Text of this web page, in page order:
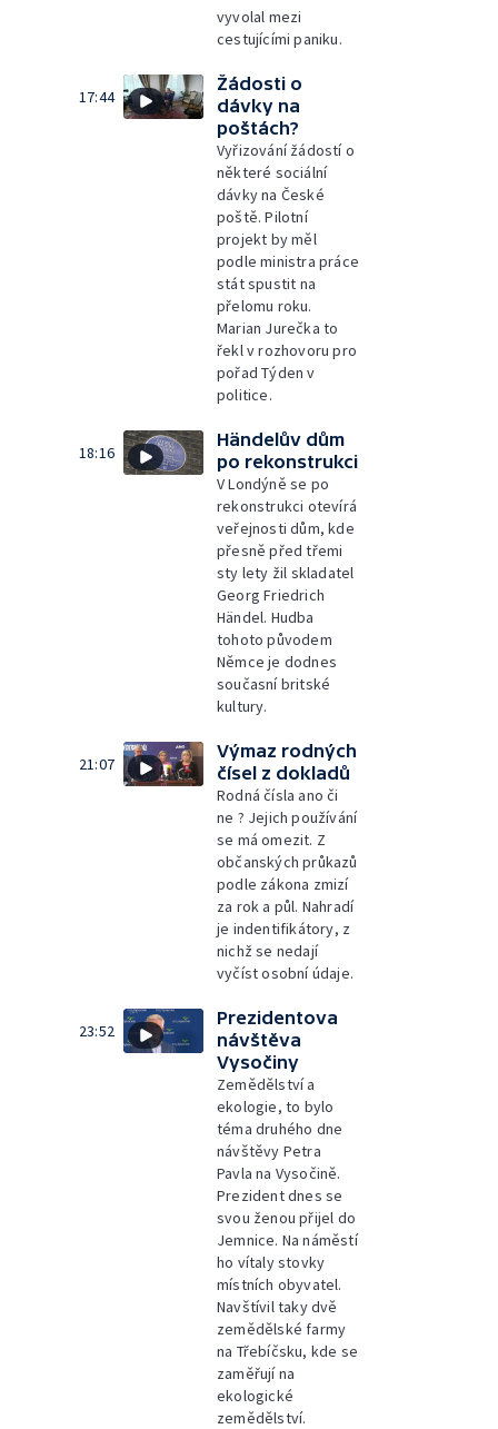
vyvolal mezi
cestujícími paniku.
17:44
Žádosti o
dávky na
poštách?
Vyřizování žádostí o
některé sociální
dávky na České
poště. Pilotní
projekt by měl
podle ministra práce
stát spustit na
přelomu roku.
Marian Jurečka to
řekl v rozhovoru pro
pořad Týden v
politice.
18:16
Händelův dům
po rekonstrukci
V Londýně se po
rekonstrukci otevírá
veřejnosti dům, kde
přesně před třemi
sty lety žil skladatel
Georg Friedrich
Händel. Hudba
tohoto původem
Němce je dodnes
současní britské
kultury.
21:07
Výmaz rodných
čísel z dokladů
Rodná čísla ano či
ne ? Jejich používání
se má omezit. Z
občanských průkazů
podle zákona zmizí
za rok a půl. Nahradí
je indentifikátory, z
nichž se nedají
vyčíst osobní údaje.
23:52
Prezidentova
návštěva
Vysočiny
Zemědělství a
ekologie, to bylo
téma druhého dne
návštěvy Petra
Pavla na Vysočině.
Prezident dnes se
svou ženou přijel do
Jemnice. Na náměstí
ho vítaly stovky
místních obyvatel.
Navštívil taky dvě
zemědělské farmy
na Třebíčsku, kde se
zaměřují na
ekologické
zemědělství.